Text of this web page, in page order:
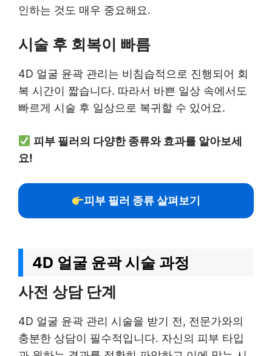
인하는 것도 매우 중요해요.
시술 후 회복이 빠름
4D 얼굴 윤곽 관리는 비침습적으로 진행되어 회
복 시간이 짧습니다. 따라서 바쁜 일상 속에서도
빠르게 시술 후 일상으로 복귀할 수 있어요.
피부 필러의 다양한 종류와 효과를 알아보세
요!
피부 필러 종류 살펴보기
4D 얼굴 윤곽 시술 과정
사전 상담 단계
4D 얼굴 윤곽 관리 시술을 받기 전, 전문가와의
충분한 상담이 필수적입니다. 자신의 피부 타입